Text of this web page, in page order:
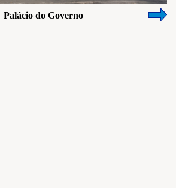
Palácio do Governo